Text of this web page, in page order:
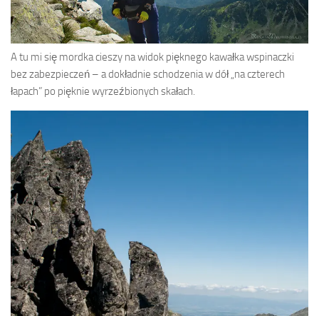
A tu mi się mordka cieszy na widok pięknego kawałka wspinaczki
bez zabezpieczeń – a dokładnie schodzenia w dół „na czterech
łapach” po pięknie wyrzeźbionych skałach.